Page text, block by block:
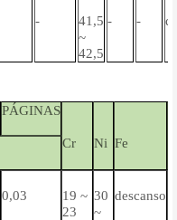
-
41,5
~
42,5
- -
PÁGINAS
Cr Ni Fe
0,03
19 ~
23
30
~
descanso